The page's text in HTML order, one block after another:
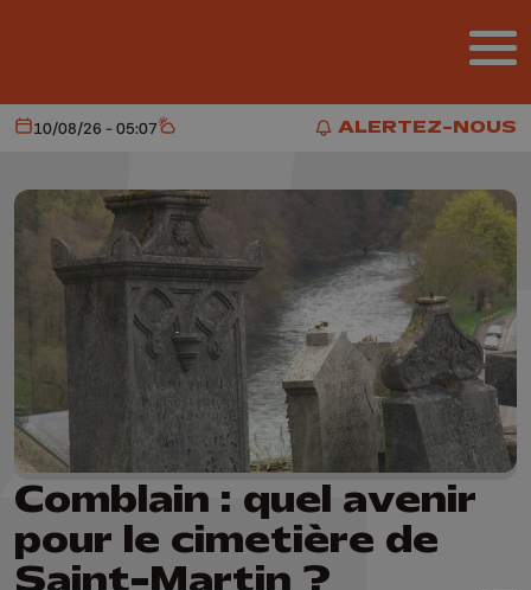
ALERTEZ-NOUS
ALERTEZ-NOUS
Aujourd'hui
10/08/26 - 05:07 Météo
Comblain : quel avenir
pour le cimetière de
Saint-Martin ?